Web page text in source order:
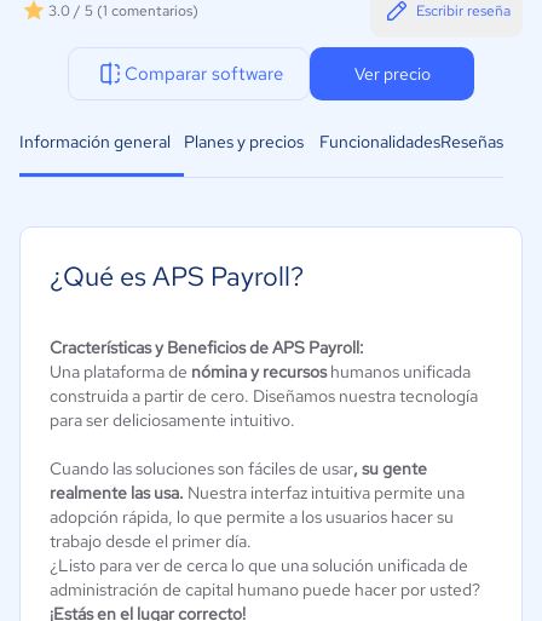
3.0 / 5 (1 comentarios) Escribir reseña
Comparar software Ver precio
Información general Planes y precios FuncionalidadesReseñas
¿Qué es APS Payroll?
Cracterísticas y Beneficios de APS Payroll:
Una plataforma de nómina y recursoshumanos unificada
construida a partir de cero. Diseñamos nuestra tecnología
para ser deliciosamente intuitivo.
Cuando las soluciones son fáciles de usar, su gente
realmente las usa. Nuestra interfaz intuitiva permite una
adopción rápida, lo que permite a los usuarios hacer su
trabajo desde el primer día.
¿Listo para ver de cerca lo que una solución unificada de
administración de capital humano puede hacer por usted?
¡Estás en el lugar correcto!